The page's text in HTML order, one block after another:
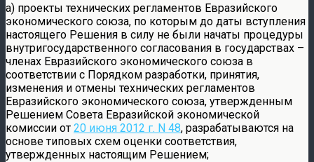
а) проекты технических регламентов Евразийского
экономического союза, по которым до даты вступления
настоящего Решения в силу не были начаты процедуры
внутригосударственного согласования в государствах –
членах Евразийского экономического союза в
соответствии с Порядком разработки, принятия,
изменения и отмены технических регламентов
Евразийского экономического союза, утвержденным
Решением Совета Евразийской экономической
комиссии от 20 июня 2012 г. N 48, разрабатываются на
основе типовых схем оценки соответствия,
утвержденных настоящим Решением;